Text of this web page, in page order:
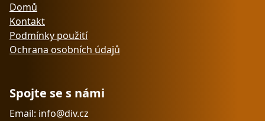
Domů
Kontakt
Podmínky použití
Ochrana osobních údajů
Spojte se s námi
Email: info@div.cz